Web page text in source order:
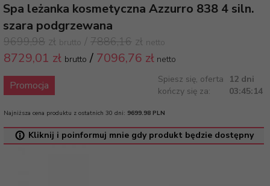
Spa leżanka kosmetyczna Azzurro 838 4 siln.
szara podgrzewana
9699,98 zł brutto / 7886,16 zł netto
8729,01 zł brutto / 7096,76 zł netto
Promocja
Spiesz się, oferta
kończy się za:
12 dni
03:45:14
Najniższa cena produktu z ostatnich 30 dni: 9699.98 PLN
Kliknij i poinformuj mnie gdy produkt będzie dostępny